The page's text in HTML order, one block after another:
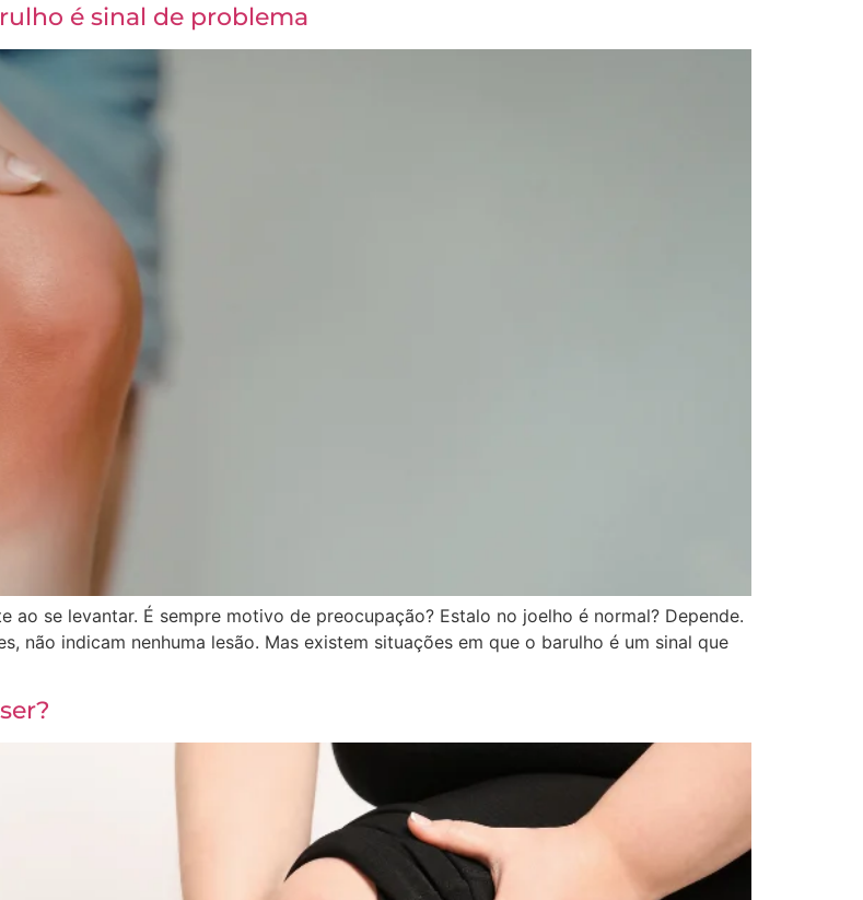
é sinal de problema
ao se levantar. É sempre motivo de preocupação? Estalo no joelho é normal? Depende.
não indicam nenhuma lesão. Mas existem situações em que o barulho é um sinal que